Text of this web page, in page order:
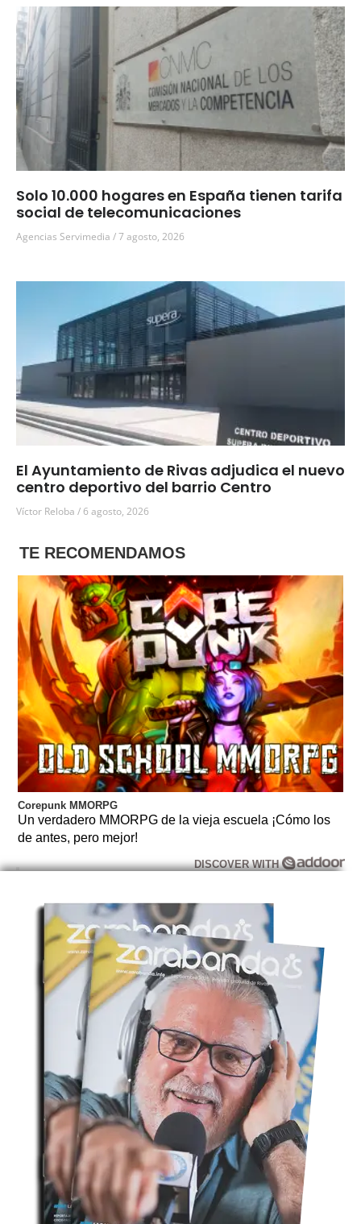
Solo 10.000 hogares en España tienen tarifa
social de telecomunicaciones
Agencias Servimedia 7 agosto, 2026
El Ayuntamiento de Rivas adjudica el nuevo
centro deportivo del barrio Centro
Víctor Reloba 6 agosto, 2026
TE RECOMENDAMOS
Corepunk MMORPG
Un verdadero MMORPG de la vieja escuela ¡Cómo los
de antes, pero mejor!
DISCOVER WITH